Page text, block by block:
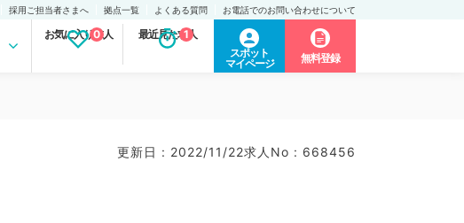
採用ご担当者さまへ 拠点一覧 よくある質問 お電話でのお問い合わせについて
お気に入り求人
0 最近見た求人
1
スポット
マイページ
無料登録
更新日 : 2022/11/22求人No : 668456